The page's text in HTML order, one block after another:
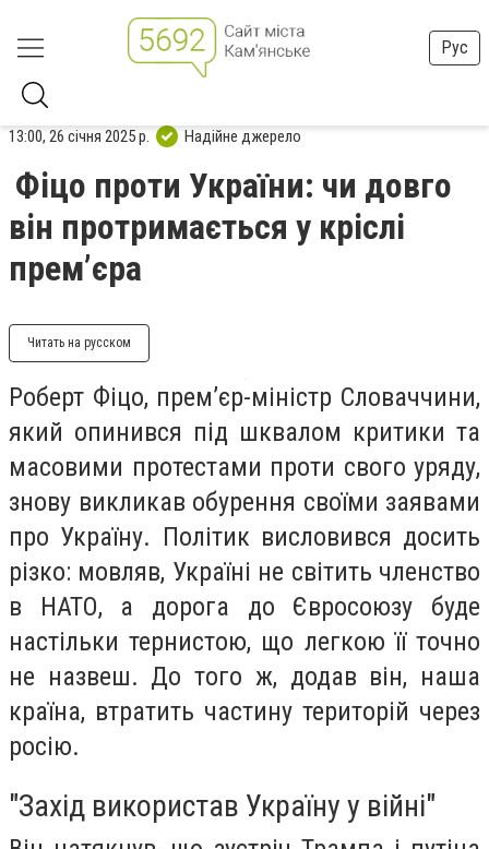
Рус
13:00, 26 січня 2025 р. Надійне джерело
Фіцо проти України: чи довго
він протримається у кріслі
прем’єра
Читать на русском
Роберт Фіцо, прем’єр-міністр Словаччини,
який опинився під шквалом критики та
масовими протестами проти свого уряду,
знову викликав обурення своїми заявами
про Україну. Політик висловився досить
різко: мовляв, Україні не світить членство
в НАТО, а дорога до Євросоюзу буде
настільки тернистою, що легкою її точно
не назвеш. До того ж, додав він, наша
країна, втратить частину територій через
росію.
"Захід використав Україну у війні"